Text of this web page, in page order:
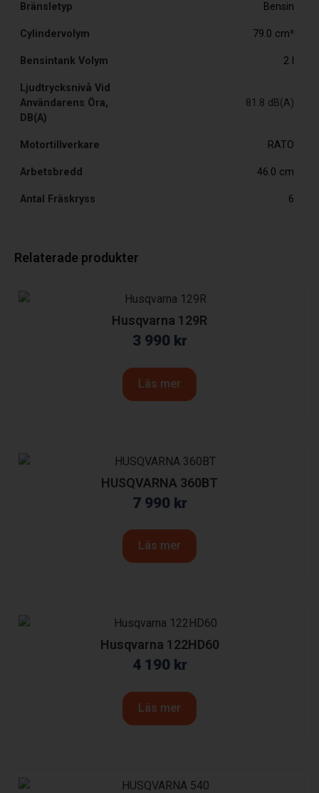
Bränsletyp Bensin
Cylindervolym 79.0 cm³
Bensintank Volym 2 l
Ljudtrycksnivå Vid
Användarens Öra,
DB(A)
81.8 dB(A)
Motortillverkare RATO
Arbetsbredd 46.0 cm
Antal Fräskryss 6
Relaterade produkter
Husqvarna 129R
3 990 kr
Läs mer
HUSQVARNA 360BT
7 990 kr
Läs mer
Husqvarna 122HD60
4 190 kr
Läs mer